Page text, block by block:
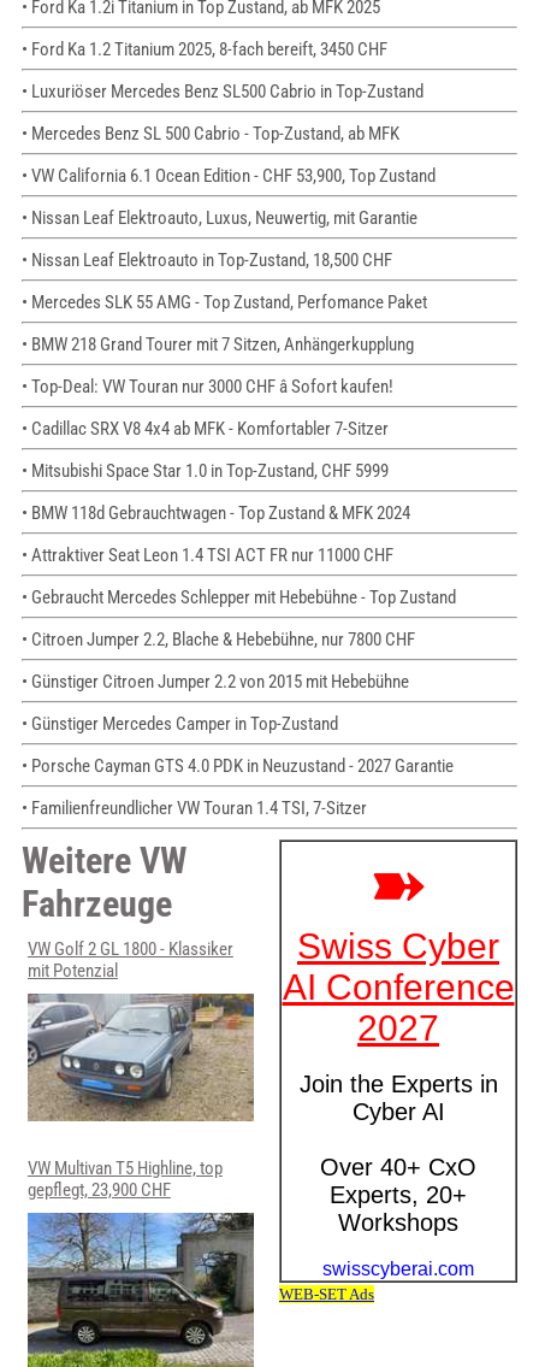
• Ford Ka 1.2i Titanium in Top Zustand, ab MFK 2025
• Ford Ka 1.2 Titanium 2025, 8-fach bereift, 3450 CHF
• Luxuriöser Mercedes Benz SL500 Cabrio in Top-Zustand
• Mercedes Benz SL 500 Cabrio - Top-Zustand, ab MFK
• VW California 6.1 Ocean Edition - CHF 53,900, Top Zustand
• Nissan Leaf Elektroauto, Luxus, Neuwertig, mit Garantie
• Nissan Leaf Elektroauto in Top-Zustand, 18,500 CHF
• Mercedes SLK 55 AMG - Top Zustand, Perfomance Paket
• BMW 218 Grand Tourer mit 7 Sitzen, Anhängerkupplung
• Top-Deal: VW Touran nur 3000 CHF â Sofort kaufen!
• Cadillac SRX V8 4x4 ab MFK - Komfortabler 7-Sitzer
• Mitsubishi Space Star 1.0 in Top-Zustand, CHF 5999
• BMW 118d Gebrauchtwagen - Top Zustand & MFK 2024
• Attraktiver Seat Leon 1.4 TSI ACT FR nur 11000 CHF
• Gebraucht Mercedes Schlepper mit Hebebühne - Top Zustand
• Citroen Jumper 2.2, Blache & Hebebühne, nur 7800 CHF
• Günstiger Citroen Jumper 2.2 von 2015 mit Hebebühne
• Günstiger Mercedes Camper in Top-Zustand
• Porsche Cayman GTS 4.0 PDK in Neuzustand - 2027 Garantie
• Familienfreundlicher VW Touran 1.4 TSI, 7-Sitzer
Weitere VW
Fahrzeuge
VW Golf 2 GL 1800 - Klassiker
mit Potenzial
VW Multivan T5 Highline, top
gepflegt, 23,900 CHF